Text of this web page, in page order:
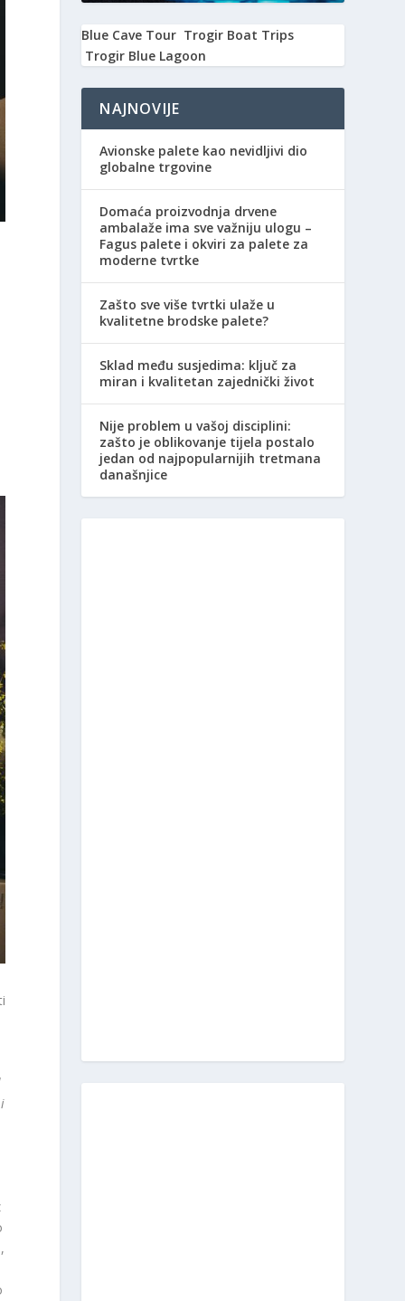
Blue Cave Tour Trogir Boat Trips
Trogir Blue Lagoon
NAJNOVIJE
Avionske palete kao nevidljivi dio
globalne trgovine
Domaća proizvodnja drvene
ambalaže ima sve važniju ulogu –
Fagus palete i okviri za palete za
moderne tvrtke
Zašto sve više tvrtki ulaže u
kvalitetne brodske palete?
Sklad među susjedima: ključ za
miran i kvalitetan zajednički život
Nije problem u vašoj disciplini:
zašto je oblikovanje tijela postalo
jedan od najpopularnijih tretmana
današnjice